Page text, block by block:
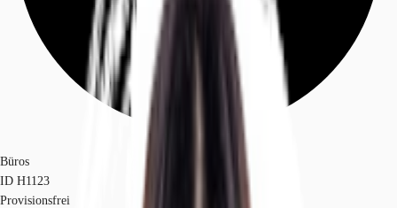
Favoriten
Büros
ID H1123
Provisionsfrei